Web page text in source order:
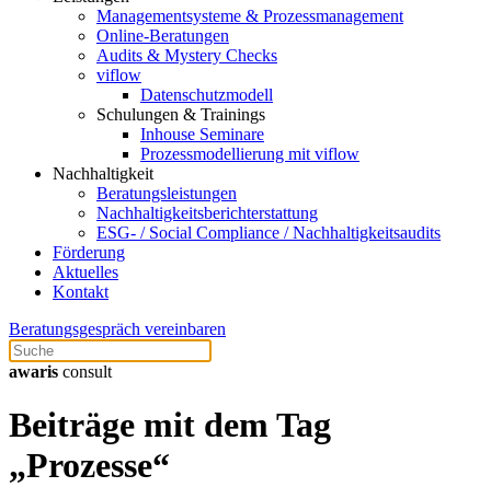
Management­systeme & Prozess­management
Online-Beratungen
Audits & Mystery Checks
viflow
Datenschutzmodell
Schulungen & Trainings
Inhouse Seminare
Prozessmodellierung mit viflow
Nachhaltigkeit
Beratungsleistungen
Nachhaltigkeitsberichterstattung
ESG- / Social Compliance / Nachhaltigkeitsaudits
Förderung
Aktuelles
Kontakt
Beratungsgespräch vereinbaren
awaris consult
Beiträge mit dem Tag
„Prozesse“